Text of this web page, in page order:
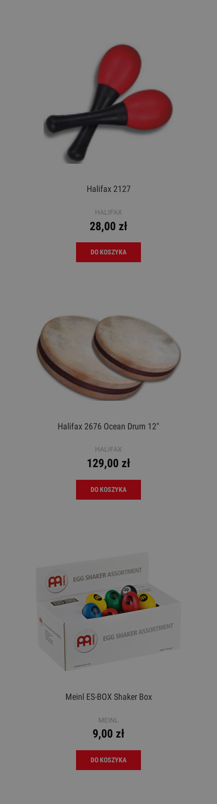
Halifax 2127
HALIFAX
28,00 zł
DO KOSZYKA
Halifax 2676 Ocean Drum 12"
HALIFAX
129,00 zł
DO KOSZYKA
Meinl ES-BOX Shaker Box
MEINL
9,00 zł
DO KOSZYKA